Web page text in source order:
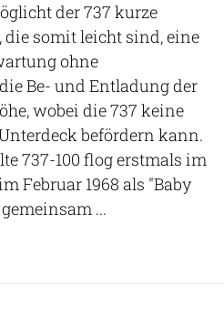
der 737 kurze
somit leicht sind, eine
ohne
Be- und Entladung der
wobei die 737 keine
befördern kann.
737-100 flog erstmals im
Februar 1968 als "Baby
...